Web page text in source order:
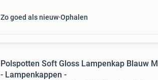
Zo goed als nieuw Ophalen
Polspotten Soft Gloss Lampenkap Blauw M
- Lampenkappen -